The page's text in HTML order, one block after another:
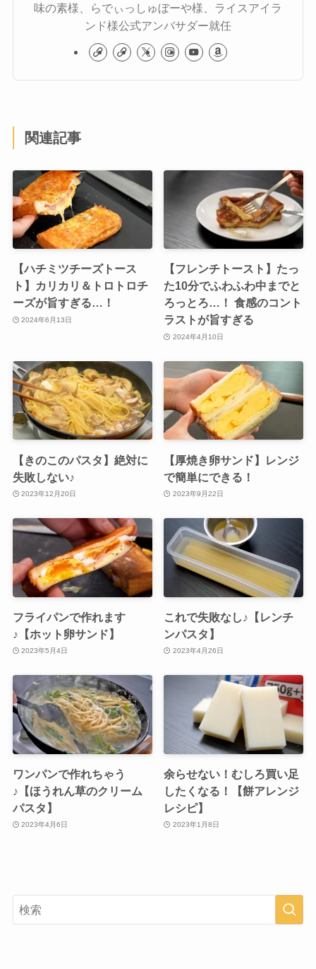
味の素様、らでぃっしゅぼーや様、ライスアイラ
ンド様公式アンバサダー就任
関連記事
【ハチミツチーズトース
ト】カリカリ＆トロトロチ
ーズが旨すぎる…！
2024年6月13日
【フレンチトースト】たっ
た10分でふわふわ中までと
ろっとろ…！ 食感のコント
ラストが旨すぎる
2024年4月10日
【きのこのパスタ】絶対に
失敗しない♪
2023年12月20日
【厚焼き卵サンド】レンジ
で簡単にできる！
2023年9月22日
フライパンで作れます
♪【ホット卵サンド】
2023年5月4日
これで失敗なし♪【レンチ
ンパスタ】
2023年4月26日
ワンパンで作れちゃう
♪【ほうれん草のクリーム
パスタ】
2023年4月6日
余らせない！むしろ買い足
したくなる！【餅アレンジ
レシピ】
2023年1月8日